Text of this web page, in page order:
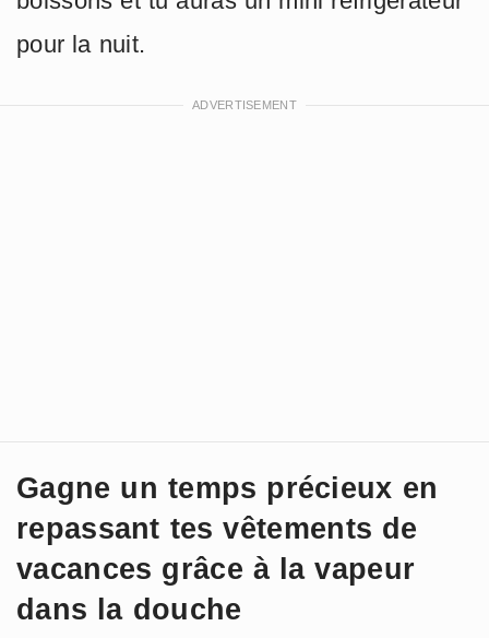
pour la nuit.
Gagne un temps précieux en
repassant tes vêtements de
vacances grâce à la vapeur
dans la douche